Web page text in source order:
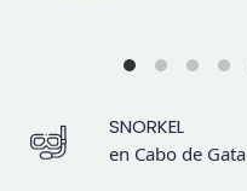
SNORKEL
en Cabo de Gata